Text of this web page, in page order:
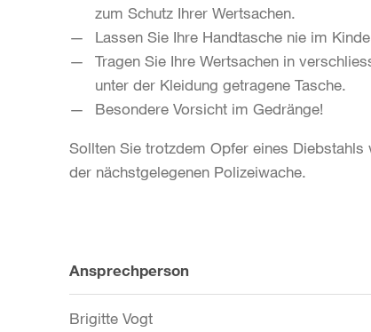
zum Schutz Ihrer Wertsachen.
Lassen Sie Ihre Handtasche nie im
Tragen Sie Ihre Wertsachen in
unter der Kleidung getragene Tasche.
Besondere Vorsicht im Gedränge!
Sollten Sie trotzdem Opfer eines
der nächstgelegenen Polizeiwache.
Weitere
Informationen
Ansprechperson
Brigitte Vogt